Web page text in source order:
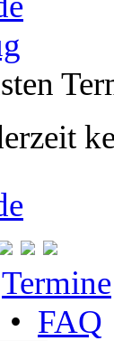
Termine
• FAQ